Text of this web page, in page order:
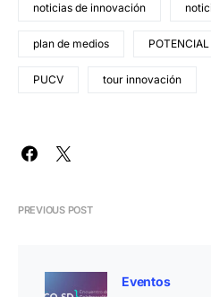
noticias de innovación
plan de medios
PUCV tour innovación
PREVIOUS POST
Eventos